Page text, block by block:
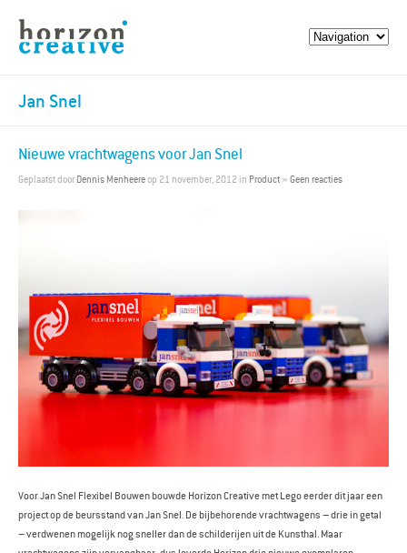
Jan Snel
Nieuwe vrachtwagens voor Jan Snel
Geplaatst door Dennis Menheereop 21 november, 2012 in Product » Geen reacties
Voor Jan Snel Flexibel Bouwen bouwde Horizon Creative met Lego eerder dit jaar een
project op de beursstand van Jan Snel. De bijbehorende vrachtwagens – drie in getal
– verdwenen mogelijk nog sneller dan de schilderijen uit de Kunsthal. Maar